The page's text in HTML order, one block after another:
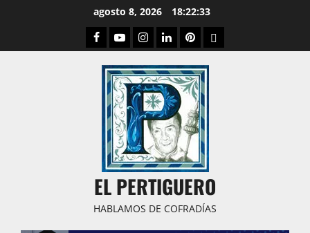
agosto 8, 2026 18:22:35
Facebook
YoutubeInstagram
LinkedPinterestDribbble
EL PERTIGUERO
HABLAMOS DE COFRADÍAS